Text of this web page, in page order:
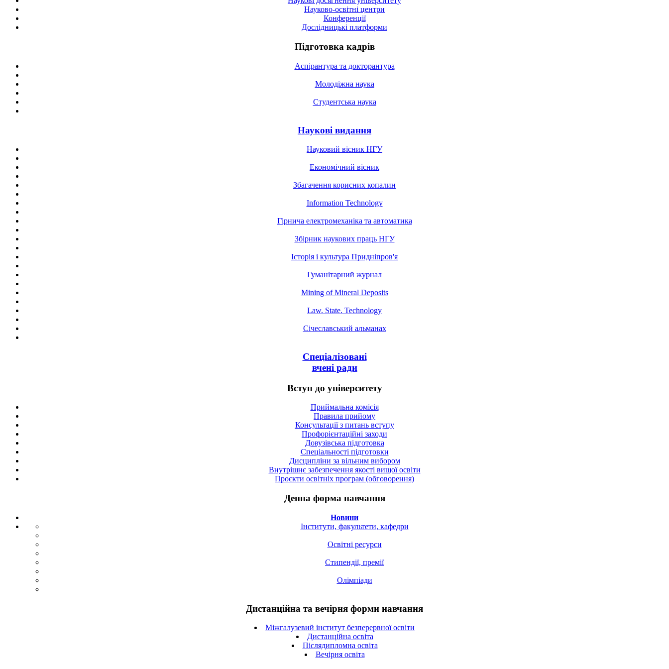
Науково-освітні центри
Конференції
Дослідницькі платформи
Підготовка кадрів
Аспірантура та докторантура
Молодіжна наука
Студентська наука
Наукові видання
Науковий вісник НГУ
Економічний вісник
Збагачення корисних копалин
Information Technology
Гірнича електромеханіка та автоматика
Збірник наукових праць НГУ
Історія і культура Придніпров'я
Гуманітарний журнал
Mining of Mineral Deposits
Law. State. Technology
Січеславський альманах
Спеціалізовані
вчені ради
Вступ до університету
Приймальна комісія
Правила прийому
Консультації з питань вступу
Профорієнтаційні заходи
Довузівська підготовка
Спецiальностi підготовки
Дисципліни за вільним вибором
Внутрішнє забезпечення якості вищої освіти
Проєкти освітніх програм (обговорення)
Денна форма навчання
Новини
Інститути, факультети, кафедри
Освітні ресурси
Стипендії, премії
Олімпіади
Дистанційна та вечірня форми навчання
Міжгалузевий інститут безперервної освіти
Дистанційна освіта
Післядипломна освіта
Вечірня освіта